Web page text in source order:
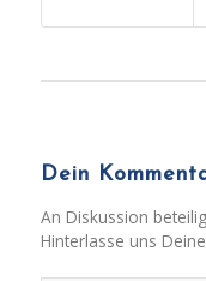
Dein
An Diskussion
Hinterlasse uns